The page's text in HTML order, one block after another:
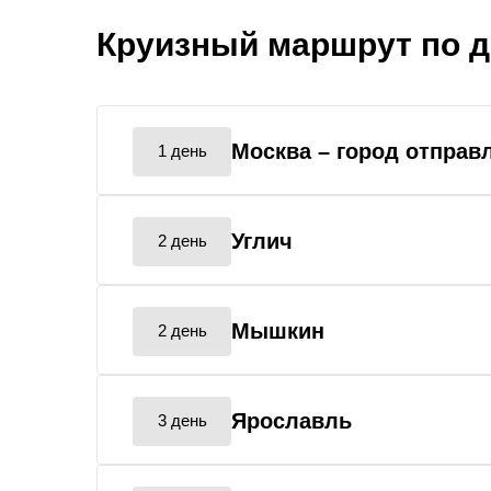
Круизный маршрут по
1 день Москва – город
2 день Углич
2 день Мышкин
3 день Ярославль